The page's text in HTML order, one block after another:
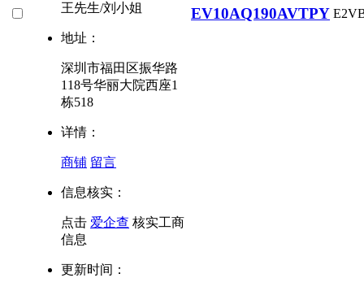
王先生/刘小姐
地址：
深圳市福田区振华路
118号华丽大院西座1
栋518
详情：
商铺 留言
信息核实：
点击 爱企查 核实工商
信息
更新时间：
EV10AQ190AVTPY E2V